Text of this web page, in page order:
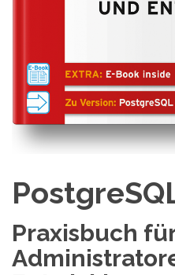
Praxisbuch